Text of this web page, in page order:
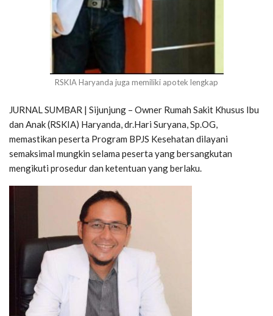
RSKIA Haryanda juga memiliki apotek lengkap
JURNAL SUMBAR | Sijunjung – Owner Rumah Sakit Khusus Ibu
dan Anak (RSKIA) Haryanda, dr.Hari Suryana, Sp.OG,
memastikan peserta Program BPJS Kesehatan dilayani
semaksimal mungkin selama peserta yang bersangkutan
mengikuti prosedur dan ketentuan yang berlaku.